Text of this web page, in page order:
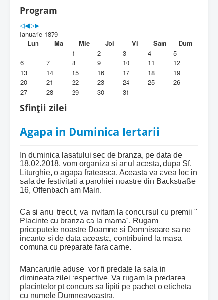
Duhovnicesti
Servicii religioase
Alte legaturi
Biblioteca Parohiei
Foaia Parohiei
Activitati copii si tineri
Contact
Program
Ianuarie 1879
Lun
Ma Mie Joi Vi Sam
Dum
1
2 3 4
5
6
7 8 9 10 11
12
13
14 15 16 17 18
19
20
21 22 23 24 25
26
27
28 29 30 31
Sfinții zilei
Agapa in Duminica Iertarii
In duminica lasatului sec de branza, pe data de
18.02.2018, vom organiza si anul acesta, dupa Sf.
Liturghie, o agapa frateasca. Aceasta va avea loc in
sala de festivitati a parohiei noastre din Backstraße
16, Offenbach am Main.
Ca si anul trecut, va invitam la concursul cu premii "
Placinte cu branza ca la mama". Rugam
priceputele noastre Doamne si Domnisoare sa ne
incante si de data aceasta, contribuind la masa
comuna cu preparate fara carne.
Mancarurile aduse vor fi predate la sala in
dimineata zilei respective. Va rugam la predarea
placintelor pt concurs sa lipiti pe pachet o eticheta
cu numele Dumneavoastra.